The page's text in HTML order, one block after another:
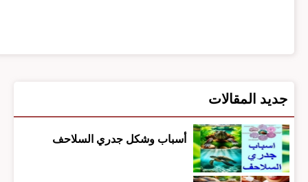
جديد المقالات
أسباب وشكل جدري السلاحف